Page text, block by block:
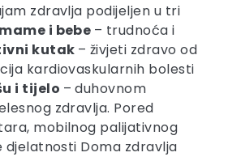
zdravlja podijeljen u tri
i bebe – trudnoća i
kutak – živjeti zdravo od
kardiovaskularnih bolesti
i tijelo – duhovnom
zdravlja. Pored
mobilnog palijativnog
djelatnosti Doma zdravlja